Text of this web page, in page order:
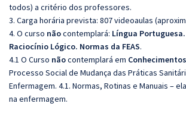
todos) a critério dos professores.
3. Carga horária prevista: 807 videoaulas
4. O curso nãocontemplará: Língua
Raciocínio Lógico. Normas da FEAS.
4.1 O Curso nãocontemplará em
Processo Social de Mudança das Práticas
Enfermagem. 4.1. Normas, Rotinas e Manuais –
na enfermagem.